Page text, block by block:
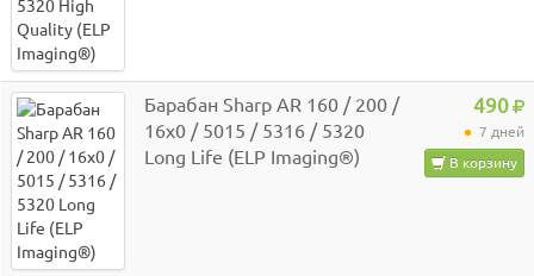
Барабан Sharp AR 160 / 200 /
16x0 / 5015 / 5316 / 5320
Long Life (ELP Imaging®)
490
7 дней
В корзину